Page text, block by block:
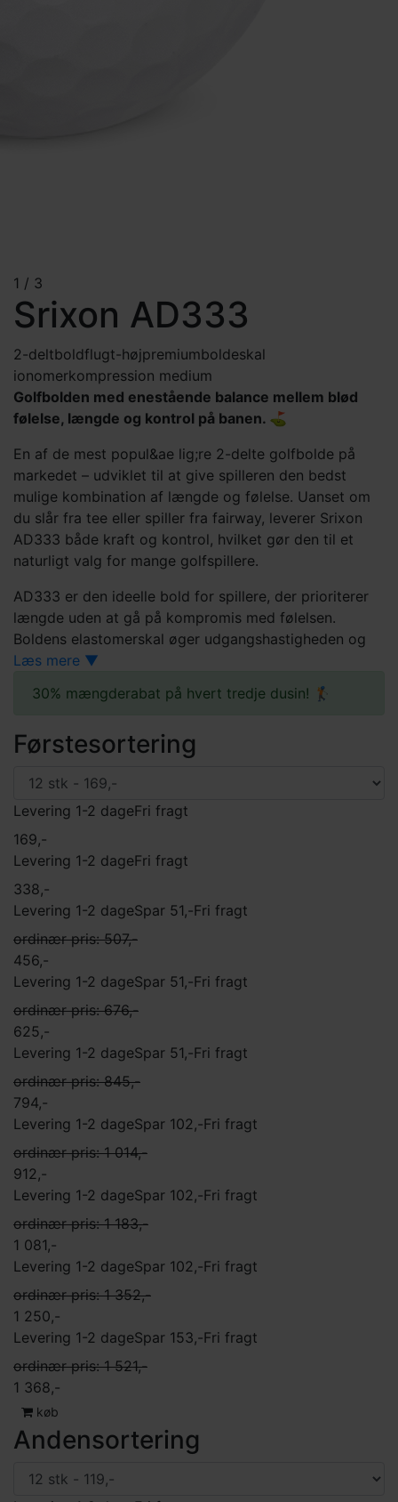
1 / 3
Srixon AD333
2-deltboldflugt-højpremiumboldeskal
ionomerkompression medium
Golfbolden med enestående balance mellem blød
følelse, længde og kontrol på banen. ⛳
En af de mest popul&ae lig;re 2-delte golfbolde på
markedet – udviklet til at give spilleren den bedst
mulige kombination af længde og følelse. Uanset om
du slår fra tee eller spiller fra fairway, leverer Srixon
AD333 både kraft og kontrol, hvilket gør den til et
naturligt valg for mange golfspillere.
AD333 er den ideelle bold for spillere, der prioriterer
længde uden at gå på kompromis med følelsen.
Boldens elastomerskal øger udgangshastigheden og
reducerer spin fra tee, hvilket giver længere og mere
Læs mere ▼
30% mængderabat på hvert tredje dusin! 🏌
Førstesortering
Levering 1-2 dageFri fragt
169,-
Levering 1-2 dageFri fragt
338,-
Levering 1-2 dageSpar 51,-Fri fragt
ordinær pris: 507,-
456,-
Levering 1-2 dageSpar 51,-Fri fragt
ordinær pris: 676,-
625,-
Levering 1-2 dageSpar 51,-Fri fragt
ordinær pris: 845,-
794,-
Levering 1-2 dageSpar 102,-Fri fragt
ordinær pris: 1 014,-
912,-
Levering 1-2 dageSpar 102,-Fri fragt
ordinær pris: 1 183,-
1 081,-
Levering 1-2 dageSpar 102,-Fri fragt
ordinær pris: 1 352,-
1 250,-
Levering 1-2 dageSpar 153,-Fri fragt
ordinær pris: 1 521,-
1 368,-
køb
Andensortering